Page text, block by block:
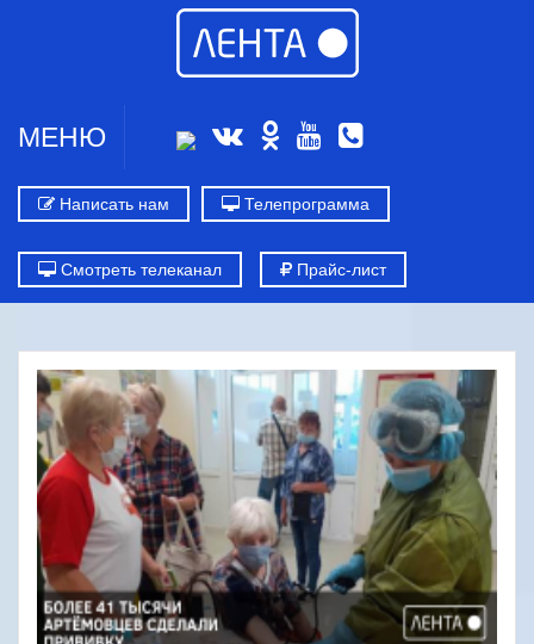
МЕНЮ
Написать нам Телепрограмма
Смотреть телеканал Прайс-лист